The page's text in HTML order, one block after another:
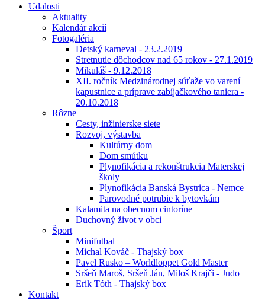
Udalosti
Aktuality
Kalendár akcií
Fotogaléria
Detský karneval - 23.2.2019
Stretnutie dôchodcov nad 65 rokov - 27.1.2019
Mikuláš - 9.12.2018
XII. ročník Medzinárodnej súťaže vo varení
kapustnice a príprave zabíjačkového taniera -
20.10.2018
Rôzne
Cesty, inžinierske siete
Rozvoj, výstavba
Kultúrny dom
Dom smútku
Plynofikácia a rekonštrukcia Materskej
školy
Plynofikácia Banská Bystrica - Nemce
Parovodné potrubie k bytovkám
Kalamita na obecnom cintoríne
Duchovný život v obci
Šport
Minifutbal
Michal Kováč - Thajský box
Pavel Rusko – Worldloppet Gold Master
Sršeň Maroš, Sršeň Ján, Miloš Krajči - Judo
Erik Tóth - Thajský box
Kontakt